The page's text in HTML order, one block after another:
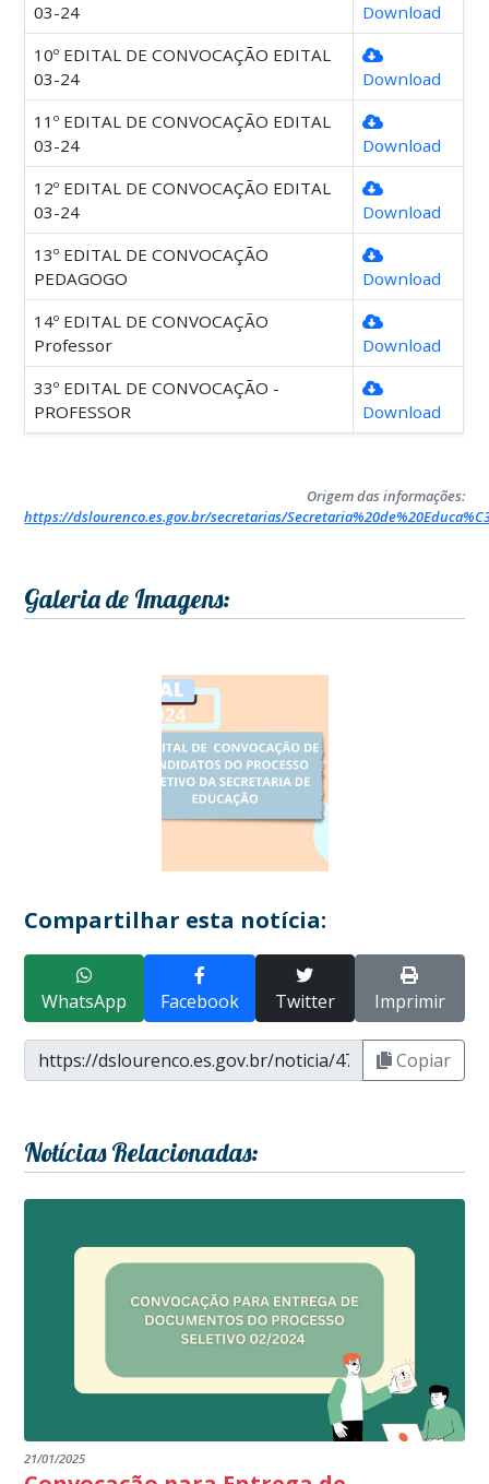
03-24
Download
10º EDITAL DE CONVOCAÇÃO EDITAL
03-24
Download
11º EDITAL DE CONVOCAÇÃO EDITAL
03-24
Download
12º EDITAL DE CONVOCAÇÃO EDITAL
03-24
Download
13º EDITAL DE CONVOCAÇÃO
PEDAGOGO
Download
14º EDITAL DE CONVOCAÇÃO
Professor
Download
33º EDITAL DE CONVOCAÇÃO -
PROFESSOR
Download
Origem das informações:
https://dslourenco.es.gov.br/secretarias/
Galeria de Imagens:
Compartilhar esta notícia:
WhatsApp Facebook Twitter Imprimir
Copiar
Notícias Relacionadas:
21/01/2025